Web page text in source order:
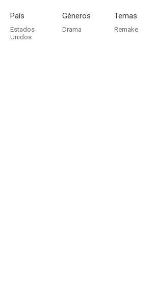
País
Estados
Unidos
Géneros
Drama
Temas
Remake